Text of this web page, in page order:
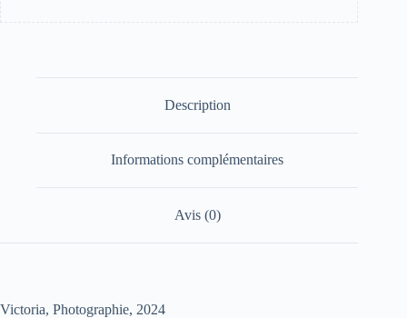
Description
Informations complémentaires
Avis (0)
Victoria, Photographie, 2024